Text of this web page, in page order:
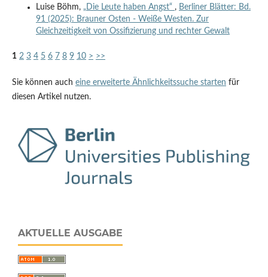
Luise Böhm, „Die Leute haben Angst“ , Berliner Blätter: Bd.
91 (2025): Brauner Osten - Weiße Westen. Zur
Gleichzeitigkeit von Ossifizierung und rechter Gewalt
1 2 3 4 5 6 7 8 9 10 > >>
Sie können auch eine erweiterte Ähnlichkeitssuche starten für
diesen Artikel nutzen.
AKTUELLE AUSGABE